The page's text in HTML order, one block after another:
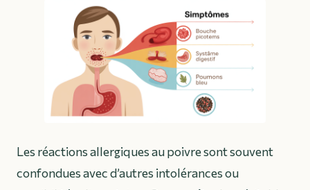
Les réactions allergiques au poivre sont souvent
confondues avec d’autres intolérances ou